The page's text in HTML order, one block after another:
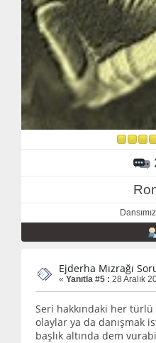
Ejderha Mızrağı
« Yanıtla #5 : 28 Aralık
Seri hakkındaki her türlü
olaylar ya da danışmak
başlık altında dem